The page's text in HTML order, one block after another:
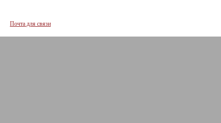
Почта для связи